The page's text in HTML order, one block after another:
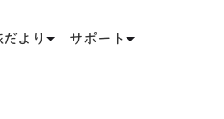
だより サポート